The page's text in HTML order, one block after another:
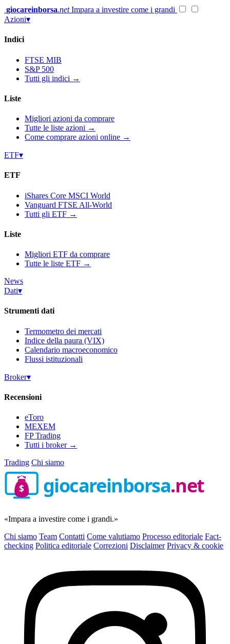
Vai
al
giocareinborsa.net Impara a investire come i grandi
Azioni▾
Indici
FTSE MIB
S&P 500
Tutti gli indici →
Liste
Migliori azioni da comprare
Tutte le liste azioni →
Come comprare azioni online →
ETF▾
ETF
iShares Core MSCI World
Vanguard FTSE All-World
Tutti gli ETF →
Liste
Migliori ETF da comprare
Tutte le liste ETF →
News
Dati▾
Strumenti dati
Termometro dei mercati
Indice della paura (VIX)
Calendario macroeconomico
Flussi istituzionali
Broker▾
Recensioni
eToro
MEXEM
FP Trading
Tutti i broker →
Trading Chi siamo
$ giocareinborsa.net
«Impara a investire come i grandi.»
Chi siamo Team Contatti Come valutiamo Processo editoriale Fact-
checking Politica editoriale Correzioni Disclaimer Privacy & cookie